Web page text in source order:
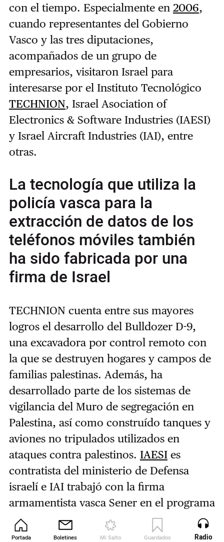
Portada Boletines Mi Salto Guardados Revista
con el tiempo. Especialmente en 2006,
cuando representantes del Gobierno
Vasco y las tres diputaciones,
acompañados de un grupo de
empresarios, visitaron Israel para
interesarse por el Instituto Tecnológico
TECHNION, Israel Asociation of
Electronics & Software Industries (IAESI)
y Israel Aircraft Industries (IAI), entre
otras.
La tecnología que utiliza la
policía vasca para la
extracción de datos de los
teléfonos móviles también
ha sido fabricada por una
firma de Israel
TECHNION cuenta entre sus mayores
logros el desarrollo del Bulldozer D-9,
una excavadora por control remoto con
la que se destruyen hogares y campos de
familias palestinas. Además, ha
desarrollado parte de los sistemas de
vigilancia del Muro de segregación en
Palestina, así como construído tanques y
aviones no tripulados utilizados en
ataques contra palestinos. IAESIes
contratista del ministerio de Defensa
israelí e IAI trabajó con la firma
armamentista vasca Sener en el programa
europeo aeronáutico denominado
Vulcan
Radio